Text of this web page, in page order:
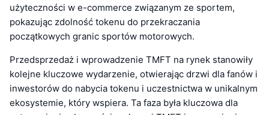
użyteczności w e-commerce związanym ze sportem,
pokazując zdolność tokenu do przekraczania
początkowych granic sportów motorowych.
Przedsprzedaż i wprowadzenie TMFT na rynek stanowiły
kolejne kluczowe wydarzenie, otwierając drzwi dla fanów i
inwestorów do nabycia tokenu i uczestnictwa w unikalnym
ekosystemie, który wspiera. Ta faza była kluczowa dla